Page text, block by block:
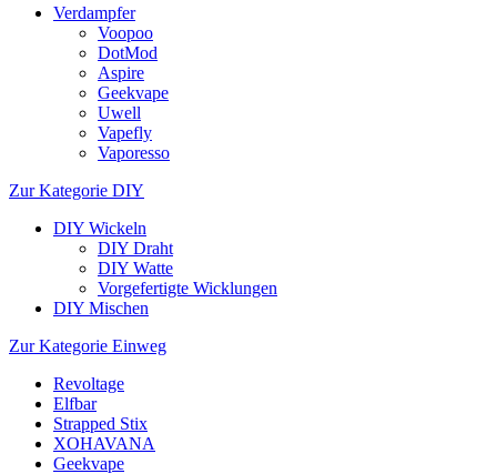
Verdampfer
Voopoo
DotMod
Aspire
Geekvape
Uwell
Vapefly
Vaporesso
Zur Kategorie DIY
DIY Wickeln
DIY Draht
DIY Watte
Vorgefertigte Wicklungen
DIY Mischen
Zur Kategorie Einweg
Revoltage
Elfbar
Strapped Stix
XOHAVANA
Geekvape